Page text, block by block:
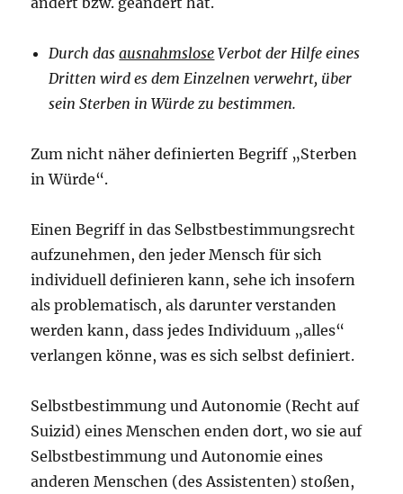
Durch dasausnahmslose Verbot der Hilfe eines
Dritten wird es dem Einzelnen verwehrt, über
sein Sterben in Würde zu bestimmen.
Zum nicht näher definierten Begriff „Sterben
in Würde“.
Einen Begriff in das Selbstbestimmungsrecht
aufzunehmen, den jeder Mensch für sich
individuell definieren kann, sehe ich insofern
als problematisch, als darunter verstanden
werden kann, dass jedes Individuum „alles“
verlangen könne, was es sich selbst definiert.
Selbstbestimmung und Autonomie (Recht auf
Suizid) eines Menschen enden dort, wo sie auf
Selbstbestimmung und Autonomie eines
anderen Menschen (des Assistenten) stoßen,